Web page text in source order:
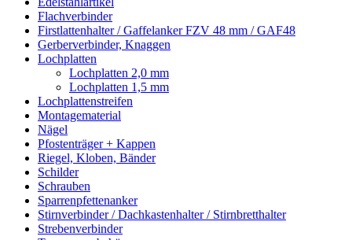
Flachverbinder
Firstlattenhalter / Gaffelanker FZV 48 mm / GAF48
Gerberverbinder, Knaggen
Lochplatten
Lochplatten 2,0 mm
Lochplatten 1,5 mm
Lochplattenstreifen
Montagematerial
Nägel
Pfostenträger + Kappen
Riegel, Kloben, Bänder
Schilder
Schrauben
Sparrenpfettenanker
Stirnverbinder / Dachkastenhalter / Stirnbretthalter
Strebenverbinder